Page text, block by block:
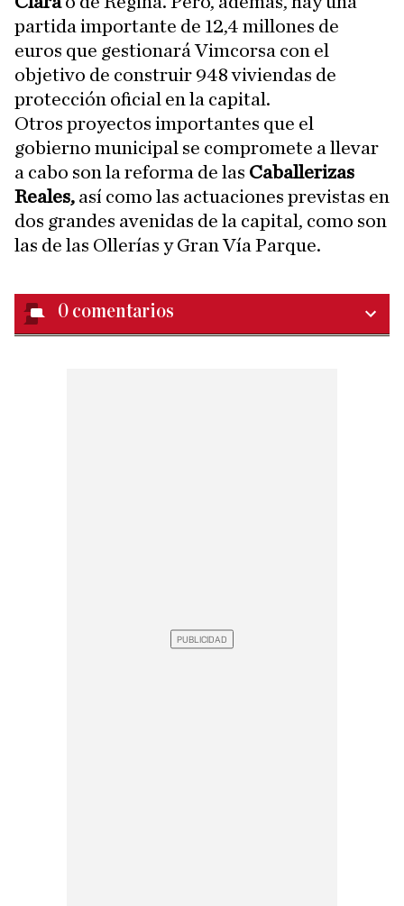
partida importante de 12,4 millones de
euros que gestionará Vimcorsa con el
objetivo de construir 948 viviendas de
protección oficial en la capital.
Otros proyectos importantes que el
gobierno municipal se compromete a llevar
a cabo son la reforma de las Caballerizas
Reales, así como las actuaciones previstas en
dos grandes avenidas de la capital, como son
las de las Ollerías y Gran Vía Parque.
0 comentarios